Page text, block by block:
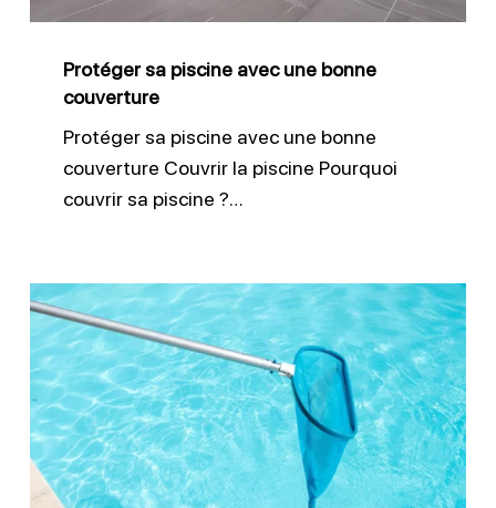
couverture
Protéger sa piscine avec une bonne
couverture
Protéger sa piscine avec une bonne
couverture Couvrir la piscine Pourquoi
couvrir sa piscine ?…
Remise
en
route
de
la
piscine